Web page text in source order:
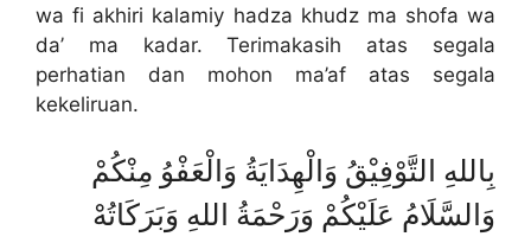
wa fi akhiri kalamiy hadza khudz ma shofa wa
da’ ma kadar. Terimakasih atas segala
perhatian dan mohon ma’af atas segala
kekeliruan.
بِاللهِ التَّوْفِيْقُ وَالْهِدَايَةُ وَالْعَفْوُ مِنْكُمْ
وَالسَّلَامُ عَلَيْكُمْ وَرَحْمَةُ اللهِ وَبَرَكَاتُهْ